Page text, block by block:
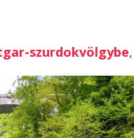
szurdokvölgybe,